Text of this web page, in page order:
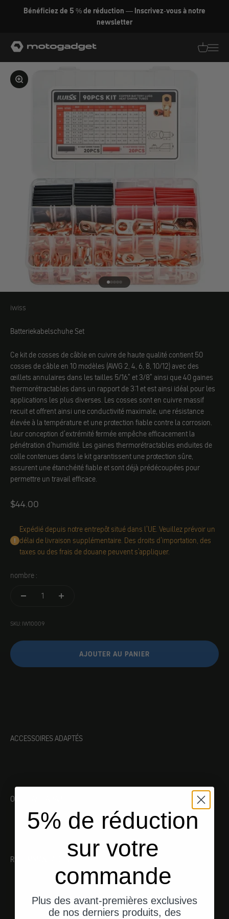
Aller au contenu
Bénéficiez de 5 % de réduction — Inscrivez-vous à notre
newsletter
motogadget GmbH
Agrandir l'image
Aller à l'élément 1
Aller à l'élément 2
Aller à l'élément 3
Aller à l'élément 4
Aller à l'élément 5
iwiss
iwiss
Batteriekabelschuhe Set
Ce kit de cosses de câble en cuivre de haute qualité contient 50
cosses de câble en 10 modèles (AWG 2, 4, 6, 8, 10/12) avec des
œillets annulaires dans les tailles 5/16" et 3/8" ainsi que 40 gaines
thermorétractables dans un rapport de 3:1 et est ainsi idéal pour les
applications les plus diverses. Les cosses sont en cuivre massif
recuit et offrent ainsi une conductivité maximale, une résistance
élevée à la température et une protection fiable contre la corrosion.
Leur conception d'extrémité fermée empêche efficacement la
pénétration d'humidité. Les gaines thermorétractables enduites de
colle contenues dans le kit garantissent une protection sûre,
assurent une étanchéité fiable et sont déjà prédécoupées pour
permettre un travail efficace.
Angebot
$44.00
Expédié depuis notre entrepôt situé dans l'UE. Veuillez prévoir un
délai de livraison supplémentaire. Des droits d'importation, des
taxes ou des frais de douane peuvent s'appliquer.
nombre :
SKU: IW10009
AJOUTER AU PANIER
ACCESSOIRES ADAPTÉS
OUTILLAGE ADAPTÉ
RECOMMANDATIONS
5% de réduction
sur votre
commande
Plus des avant-premières exclusives
de nos derniers produits, des